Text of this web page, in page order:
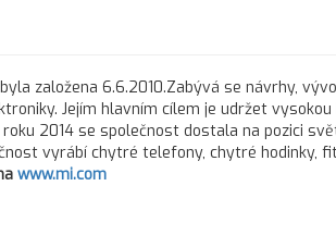
byla založena 6.6.2010.Zabývá se návrhy,
Jejím hlavním cílem je udržet
2014 se společnost dostala na pozici
vyrábí chytré telefony, chytré hodinky,
www.mi.com